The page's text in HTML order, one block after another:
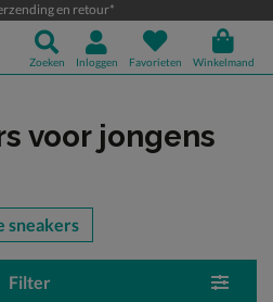
en retour*
Zoeken Inloggen Favorieten Winkelmand
voor jongens
sneakers
Filter